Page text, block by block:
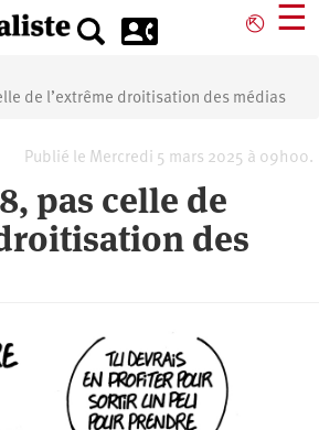
⎋ ☰
de l’extrême droitisation des médias
Publié le Mercredi 5 mars 2025 à 09h00.
pas celle de
des